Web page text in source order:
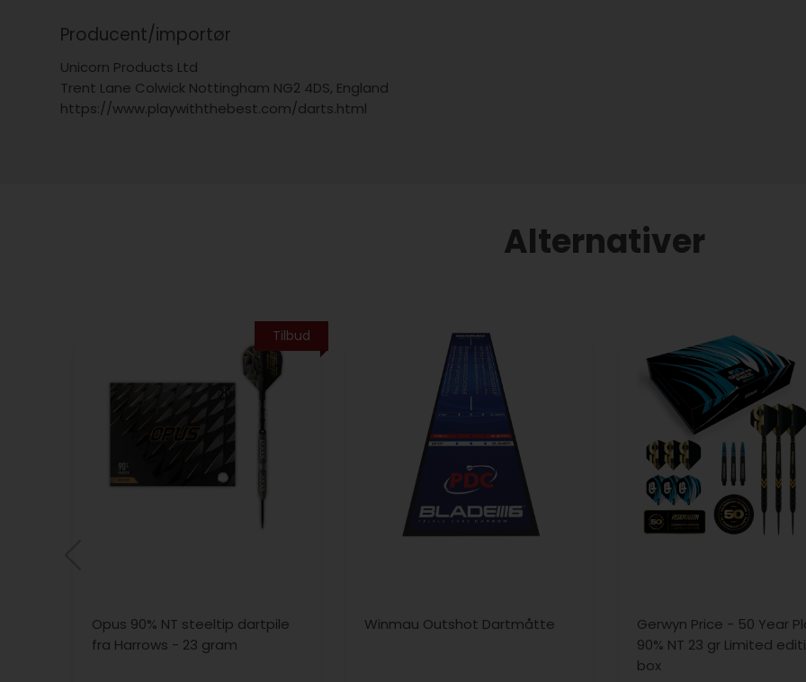
Producent/importør
Unicorn Products Ltd
Trent Lane Colwick Nottingham NG2 4DS, England
https://www.playwiththebest.com/darts.html
Alternativer
Tilbud
Opus 90% NT steeltip dartpile
fra Harrows - 23 gram
Winmau Outshot Dartmåtte
Gerwyn Price - 50 Year
90% NT 23 gr Limited
box